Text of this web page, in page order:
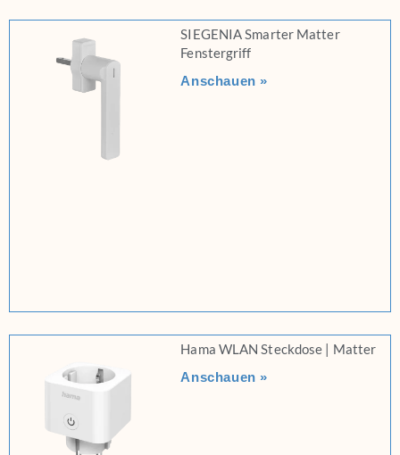
SIEGENIA Smarter Matter
Fenstergriff
Anschauen »
Hama WLAN Steckdose | Matter
Anschauen »